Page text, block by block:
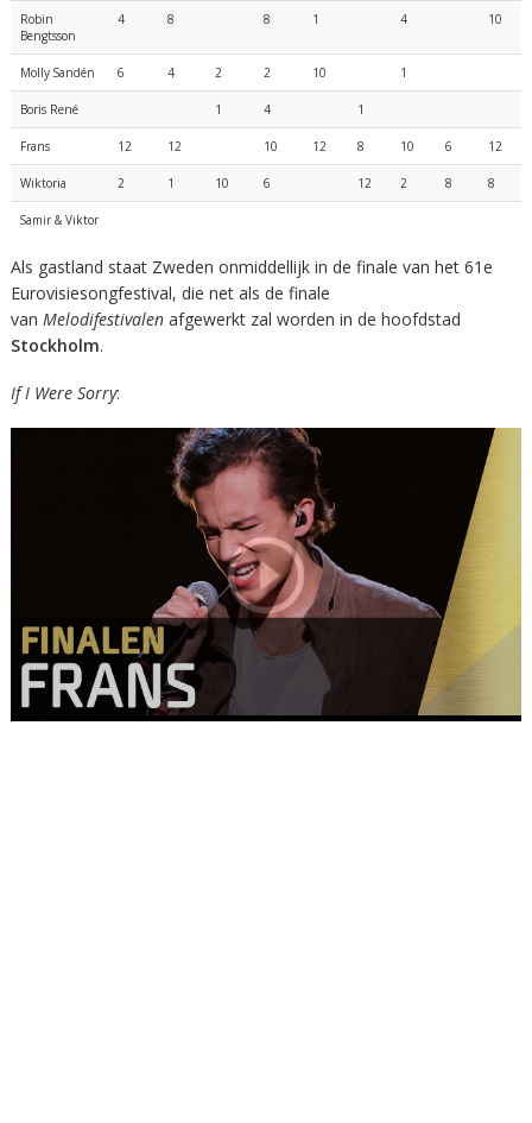
Robin
Bengtsson
4 8 8 1 4 10
Molly Sandén 6 4 2 2 10 1
Boris René 1 4 1
Frans 12 12 10 12 8 10 6 12
Wiktoria 2 1 10 6 12 2 8 8
Samir & Viktor
Als gastland staat Zweden onmiddellijk in de finale van het 61e
Eurovisiesongfestival, die net als de finale
van Melodifestivalen afgewerkt zal worden in de hoofdstad
Stockholm.
If I Were Sorry: